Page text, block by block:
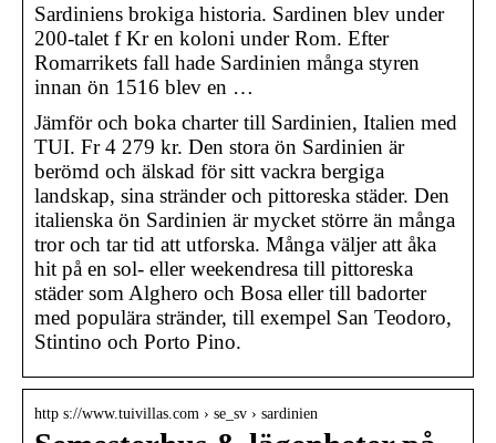
Sardiniens brokiga historia. Sardinen blev under
200-talet f Kr en koloni under Rom. Efter
Romarrikets fall hade Sardinien många styren
innan ön 1516 blev en …
Jämför och boka charter till Sardinien, Italien med
TUI. Fr 4 279 kr. Den stora ön Sardinien är
berömd och älskad för sitt vackra bergiga
landskap, sina stränder och pittoreska städer. Den
italienska ön Sardinien är mycket större än många
tror och tar tid att utforska. Många väljer att åka
hit på en sol- eller weekendresa till pittoreska
städer som Alghero och Bosa eller till badorter
med populära stränder, till exempel San Teodoro,
Stintino och Porto Pino.
http s://www.tuivillas.com › se_sv › sardinien